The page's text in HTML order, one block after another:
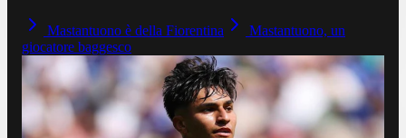
Mastantuono è della Fiorentina
Mastantuono, un
giocatore baggesco